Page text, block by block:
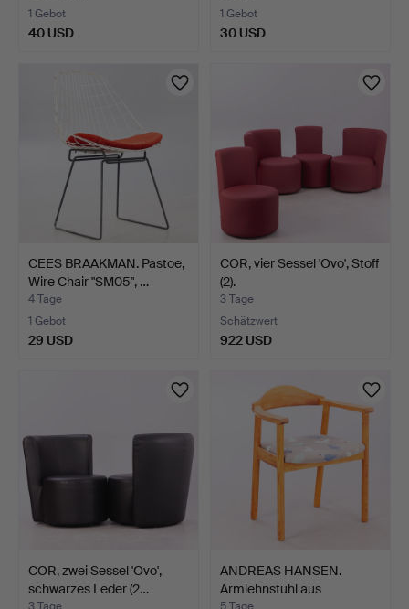
1 Gebot
40 USD
1 Gebot
30 USD
CEES BRAAKMAN. Pastoe,
Wire Chair "SM05", …
4 Tage
1 Gebot
29 USD
COR, vier Sessel 'Ovo', Stoff
(2).
3 Tage
Schätzwert
922 USD
COR, zwei Sessel 'Ovo',
schwarzes Leder (2…
ANDREAS HANSEN.
Armlehnstuhl aus